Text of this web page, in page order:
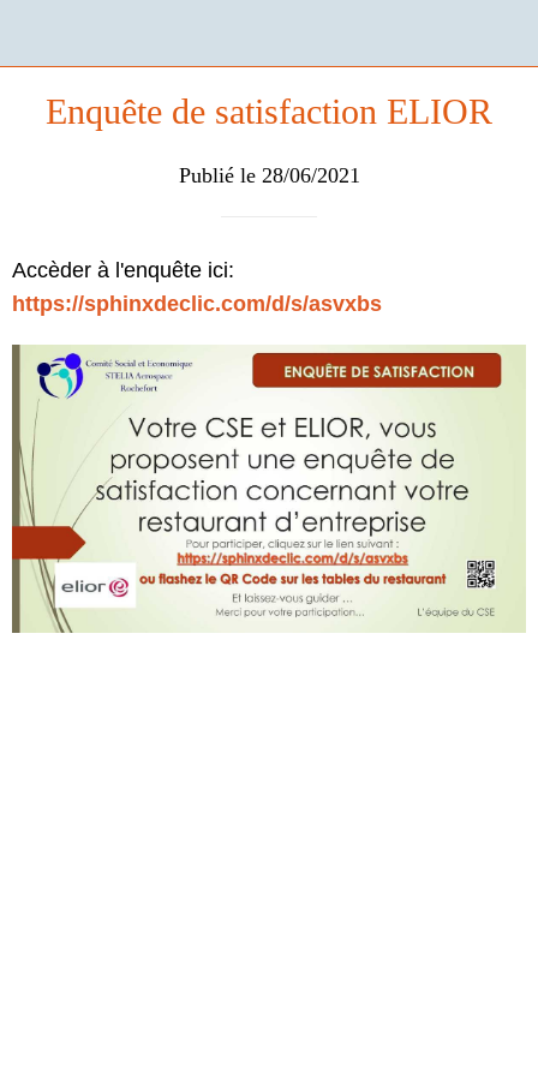
Enquête de satisfaction ELIOR
Publié le 28/06/2021
Accèder à l'enquête ici:
https://sphinxdeclic.com/d/s/asvxbs